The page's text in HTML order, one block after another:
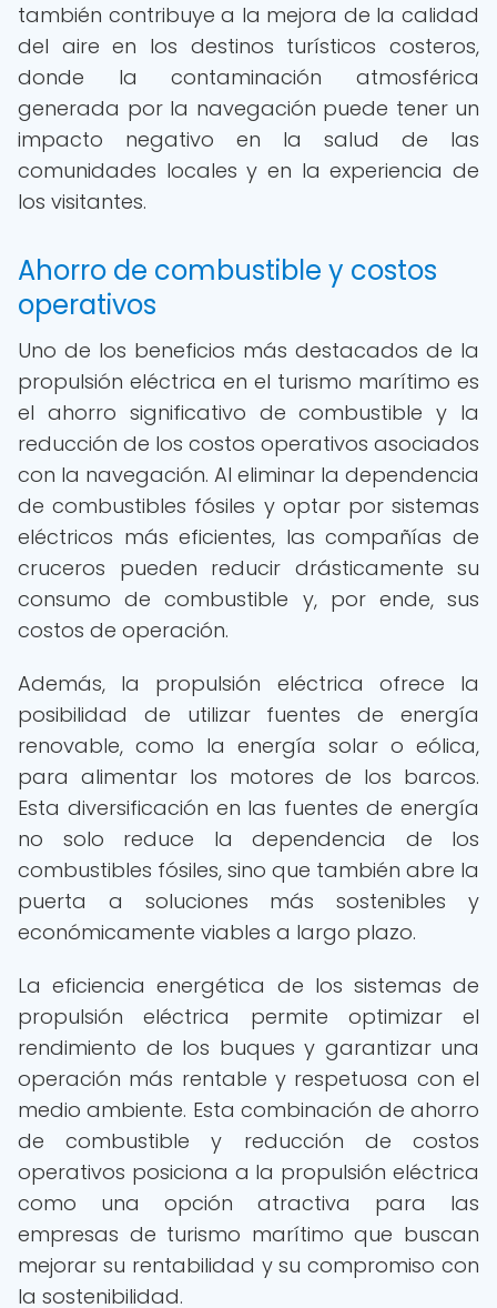
también contribuye a la mejora de la calidad
del aire en los destinos turísticos costeros,
donde la contaminación atmosférica
generada por la navegación puede tener un
impacto negativo en la salud de las
comunidades locales y en la experiencia de
los visitantes.
Ahorro de combustible y costos
operativos
Uno de los beneficios más destacados de la
propulsión eléctrica en el turismo marítimo es
el ahorro significativo de combustible y la
reducción de los costos operativos asociados
con la navegación. Al eliminar la dependencia
de combustibles fósiles y optar por sistemas
eléctricos más eficientes, las compañías de
cruceros pueden reducir drásticamente su
consumo de combustible y, por ende, sus
costos de operación.
Además, la propulsión eléctrica ofrece la
posibilidad de utilizar fuentes de energía
renovable, como la energía solar o eólica,
para alimentar los motores de los barcos.
Esta diversificación en las fuentes de energía
no solo reduce la dependencia de los
combustibles fósiles, sino que también abre la
puerta a soluciones más sostenibles y
económicamente viables a largo plazo.
La eficiencia energética de los sistemas de
propulsión eléctrica permite optimizar el
rendimiento de los buques y garantizar una
operación más rentable y respetuosa con el
medio ambiente. Esta combinación de ahorro
de combustible y reducción de costos
operativos posiciona a la propulsión eléctrica
como una opción atractiva para las
empresas de turismo marítimo que buscan
mejorar su rentabilidad y su compromiso con
la sostenibilidad.